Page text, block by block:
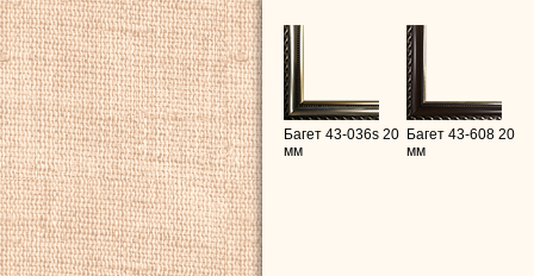
Багет 43-036s 20
мм
Багет 43-608 20
мм